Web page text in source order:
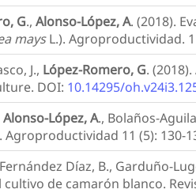
G., Alonso-López, A. (2018).
maysL.). Agroproductividad.
J., López-Romero, G.
DOI: 10.14295/
Alonso-López, A., Bolaños-
11 (5): 130-
Díaz, B., Garduño-
de camarón blanco.